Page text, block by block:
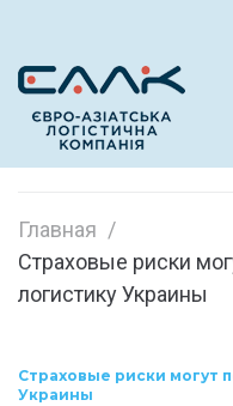
Главная /
Страховые риски
логистику Украины
Страховые риски могут
Украины